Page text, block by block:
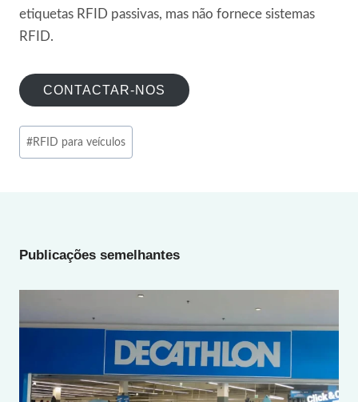
etiquetas RFID passivas, mas não fornece sistemas
RFID.
CONTACTAR-NOS
Post
#RFID para veículos
Publicações semelhantes